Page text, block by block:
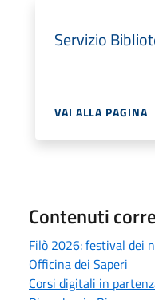
Servizio
VAI ALLA PAGINA
Contenuti
Filò 2026: festival dei
Officina dei Saperi
Corsi digitali in